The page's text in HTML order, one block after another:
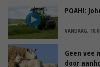
POAH!:
VANDAAG,
Geen vee
door